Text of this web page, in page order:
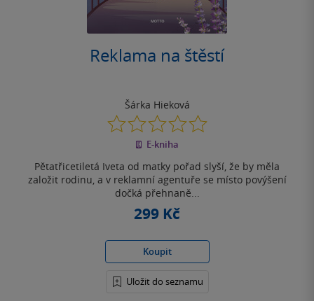
Reklama na štěstí
Šárka Hieková
0.0
z
5
E-kniha
Pětatřicetiletá Iveta od matky pořad slyší, že by měla
založit rodinu, a v reklamní agentuře se místo povýšení
dočká přehnaně...
299 Kč
Koupit
Uložit do seznamu